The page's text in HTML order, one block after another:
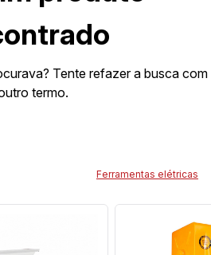
Tente refazer a busca com
termo.
Ferramentas elétricas